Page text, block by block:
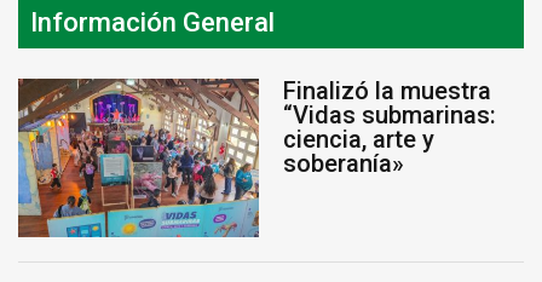
Información General
Finalizó la muestra
“Vidas submarinas:
ciencia, arte y
soberanía»